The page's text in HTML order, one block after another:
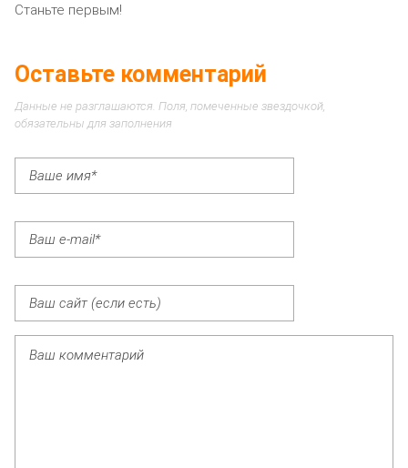
Станьте первым!
Оставьте комментарий
Данные не разглашаются. Поля, помеченные звездочкой,
обязательны для заполнения